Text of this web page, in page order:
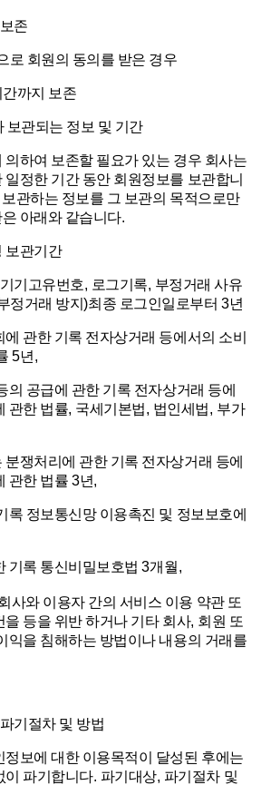
존
로 회원의 동의를 받은 경우
까지 보존
보관되는 정보 및 기간
의하여 보존할 필요가 있는 경우 회사는
정한 기간 동안 회원정보를 보관합니
관하는 정보를 그 보관의 목적으로만
아래와 같습니다.
보관기간
기기고유번호, 로그기록, 부정거래 사유
정거래 방지)최종 로그인일로부터3년
관한 기록 전자상거래 등에서의 소비
5년 ,
의 공급에 관한 기록 전자상거래 등에
관한 법률, 국세기본법, 법인세법, 부가
쟁처리에 관한 기록 전자상거래 등에
관한 법률 3년,
록 정보통신망 이용촉진 및 정보보호에
기록 통신비밀보호법3개월,
사와 이용자 간의 서비스 이용 약관 또
을 등을 위반 하거나 기타 회사, 회원 또
익을 침해하는 방법이나 내용의 거래를
기절차 및 방법
정보에 대한 이용목적이 달성된 후에는
이 파기합니다. 파기대상, 파기절차 및